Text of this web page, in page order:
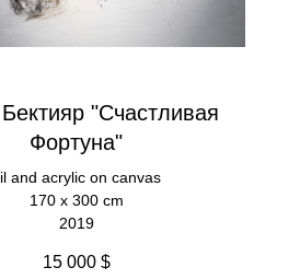
"Счастливая
Фортуна"
and acrylic on canvas
170 x 300 cm
2019
15 000 $